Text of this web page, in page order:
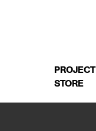
PROJECT
STORE